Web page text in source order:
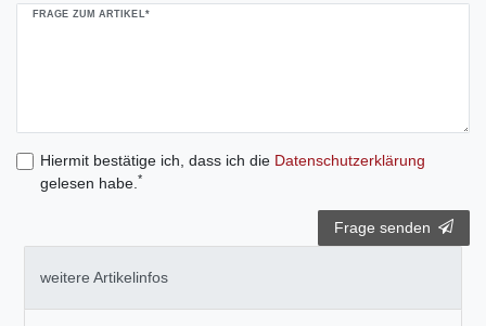
FRAGE ZUM ARTIKEL*
Hiermit bestätige ich, dass ich die Daten­schutz­erklärung
gelesen habe. *
Frage senden
weitere Artikelinfos